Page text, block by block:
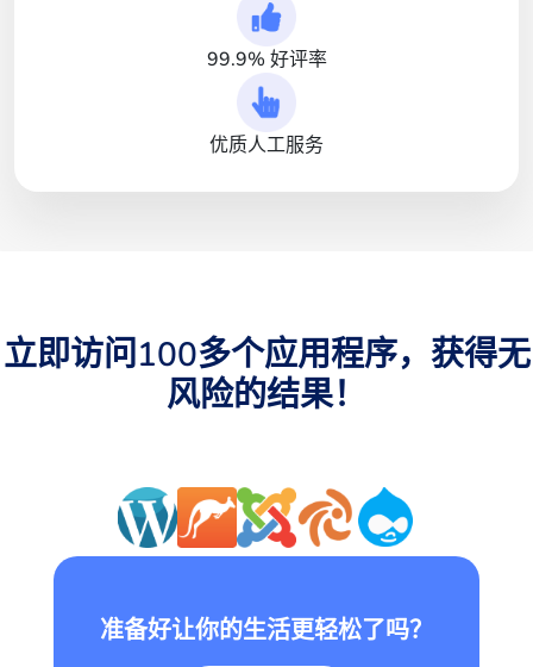
99.9% 好评率
优质人工服务
立即访问100多个应用程序，获得无
风险的结果！
准备好让你的生活更轻松了吗？